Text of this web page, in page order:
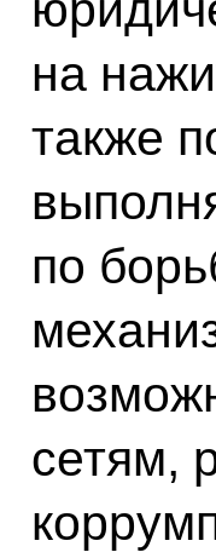
на
также
по
сетям,